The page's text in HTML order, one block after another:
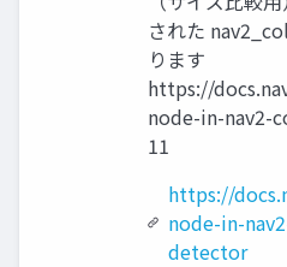
された
ります
https://
node-in-
11
https://
node-in-
detector